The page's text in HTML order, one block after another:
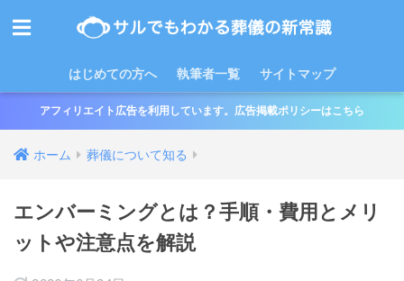
はじめての方へ 執筆者一覧 サイトマップ
アフィリエイト広告を利用しています。広告掲載ポリシーはこちら
ホーム 葬儀について知る
エンバーミングとは？手順・費用とメリ
ットや注意点を解説